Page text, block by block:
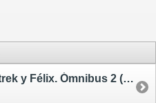
Las Aventuras de Gotrek y Félix. Ómnibus 2 (de 6) - nueva edición